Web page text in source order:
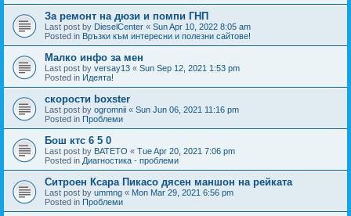
За ремонт на дюзи и помпи ГНП
Last post by DieselCenter « Sun Apr 10, 2022 8:05 am
Posted in Връзки към интересни и полезни сайтове!
Малко инфо за мен
Last post by versay13 « Sun Sep 12, 2021 1:53 pm
Posted in Идеята!
скорости boxster
Last post by ogromnii « Sun Jun 06, 2021 11:16 pm
Posted in Проблеми
Бош ктс 6 5 0
Last post by BATETO « Tue Apr 20, 2021 7:06 pm
Posted in Диагностика - проблеми
Ситроен Ксара Пикасо дясен маншон на рейката
Last post by ummng « Mon Mar 29, 2021 6:56 pm
Posted in Проблеми